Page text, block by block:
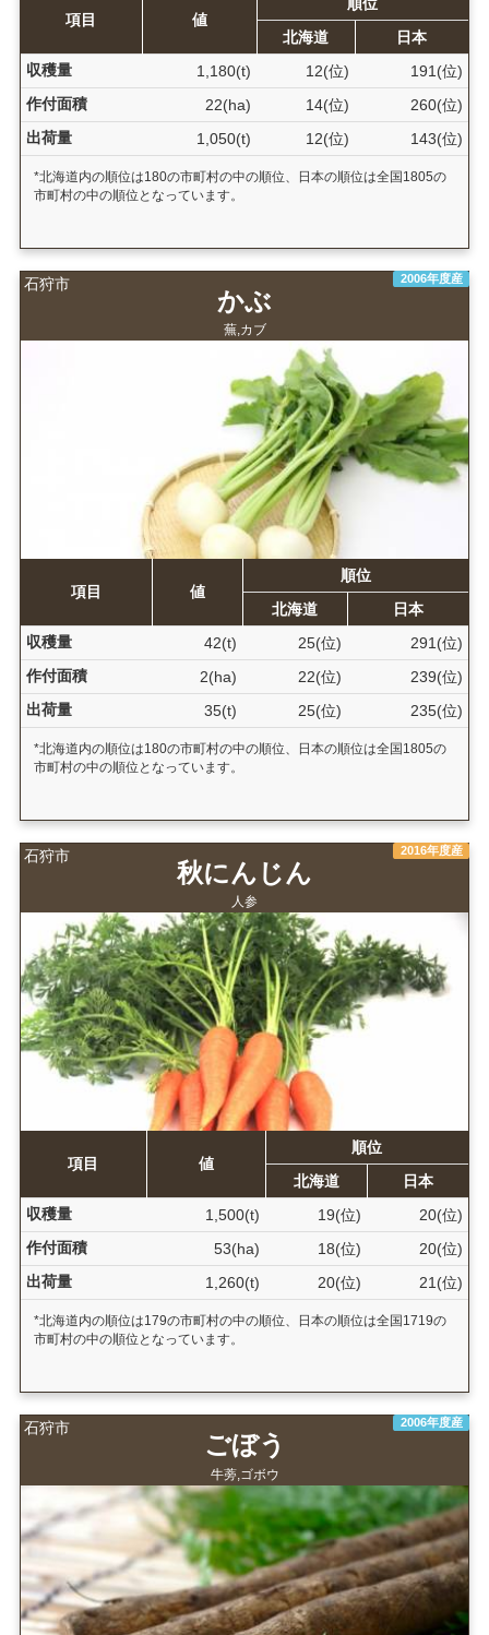
項目 値
北海道
日本
収穫量
1,180(t) 12(位)
191(位)
作付面積
22(ha) 14(位)
260(位)
出荷量
1,050(t) 12(位) 143(位)
*北海道内の順位は180の市町村の中の順位、日本の順位は全国1805の
市町村の中の順位となっています。
石狩市 2006年度産
かぶ
蕪,カブ
項目 値
順位
北海道
日本
収穫量
42(t) 25(位)
291(位)
作付面積
2(ha) 22(位)
239(位)
出荷量
35(t) 25(位) 235(位)
*北海道内の順位は180の市町村の中の順位、日本の順位は全国1805の
市町村の中の順位となっています。
石狩市 2016年度産
秋にんじん
人参
項目 値
順位
北海道
日本
収穫量
1,500(t) 19(位)
20(位)
作付面積
53(ha) 18(位)
20(位)
出荷量
1,260(t) 20(位) 21(位)
*北海道内の順位は179の市町村の中の順位、日本の順位は全国1719の
市町村の中の順位となっています。
石狩市 2006年度産
ごぼう
牛蒡,ゴボウ